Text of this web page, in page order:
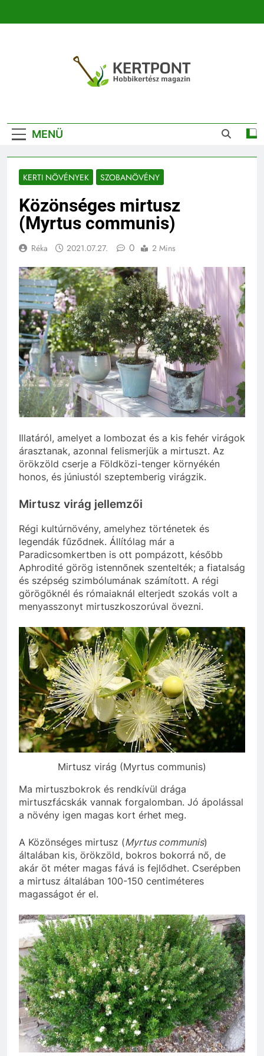
Kertészeti
Magazin |
Növénykereső És
Növényhatározó
MENÜ
KERTI NÖVÉNYEK SZOBANÖVÉNY
Közönséges mirtusz
(Myrtus communis)
Réka 2021.07.27. 0 2 Mins
Illatáról, amelyet a lombozat és a kis fehér virágok
árasztanak, azonnal felismerjük a mirtuszt. Az
örökzöld cserje a Földközi-tenger környékén
honos, és júniustól szeptemberig virágzik.
Mirtusz virág jellemzői
Régi kultúrnövény, amelyhez történetek és
legendák fűződnek. Állítólag már a
Paradicsomkertben is ott pompázott, később
Aphrodité görög istennőnek szentelték; a fiatalság
és szépség szimbólumának számított. A régi
görögöknél és rómaiaknál elterjedt szokás volt a
menyasszonyt mirtuszkoszorúval övezni.
Mirtusz virág (Myrtus communis)
Ma mirtuszbokrok és rendkívül drága
mirtuszfácskák vannak forgalomban. Jó ápolással
a növény igen magas kort érhet meg.
A Közönséges mirtusz (Myrtus communis)
általában kis, örökzöld, bokros bokorrá nő, de
akár öt méter magas fává is fejlődhet. Cserépben
a mirtusz általában 100-150 centiméteres
magasságot ér el.